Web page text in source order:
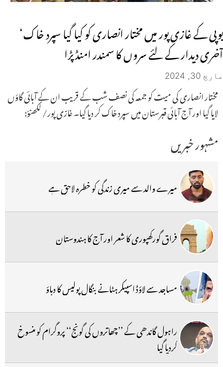
یوپی کے غازی پور میں مختار انصاری کو کیا گیا سپرد خاک‘
آخری دیدار کے لئے سروں کا سمندر امنڈ پڑا
مارچ 30, 2024
مختار انصاری کی میت کو جمعہ کی نصف شب کے قریب ان کے آبائی گاؤں
لایا گیا اور آج آبائی قبرستان میں سپرد خاک کر دیا گیا۔ غازی پور/ لکھنؤ:
مشہور خبریں
میرے والد سے میری زندگی کو خطرہ لاحق ہے
فراق گورکھپوری کا شعر اور آج کا ہندوستان
مساجد سے لاؤڈ اسپیکر ہٹانے بنگال پولیس کا دباؤ
راہول گاندھی کے ’’چھاتروں کی گونج‘‘ پروگرام کو منسوخ
کردیا گیا